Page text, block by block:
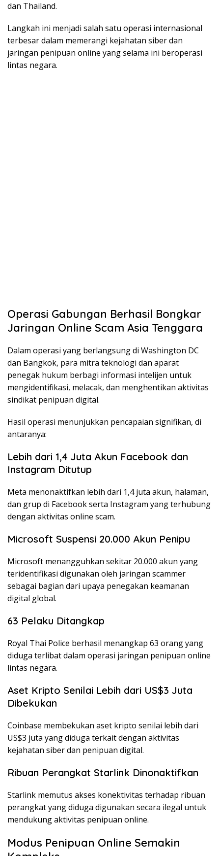
dan Thailand.
Langkah ini menjadi salah satu operasi internasional
terbesar dalam memerangi kejahatan siber dan
jaringan penipuan online yang selama ini beroperasi
lintas negara.
Operasi Gabungan Berhasil Bongkar
Jaringan Online Scam Asia Tenggara
Dalam operasi yang berlangsung di Washington DC
dan Bangkok, para mitra teknologi dan aparat
penegak hukum berbagi informasi intelijen untuk
mengidentifikasi, melacak, dan menghentikan aktivitas
sindikat penipuan digital.
Hasil operasi menunjukkan pencapaian signifikan, di
antaranya:
Lebih dari 1,4 Juta Akun Facebook dan
Instagram Ditutup
Meta menonaktifkan lebih dari 1,4 juta akun, halaman,
dan grup di Facebook serta Instagram yang terhubung
dengan aktivitas online scam.
Microsoft Suspensi 20.000 Akun Penipu
Microsoft menangguhkan sekitar 20.000 akun yang
teridentifikasi digunakan oleh jaringan scammer
sebagai bagian dari upaya penegakan keamanan
digital global.
63 Pelaku Ditangkap
Royal Thai Police berhasil menangkap 63 orang yang
diduga terlibat dalam operasi jaringan penipuan online
lintas negara.
Aset Kripto Senilai Lebih dari US$3 Juta
Dibekukan
Coinbase membekukan aset kripto senilai lebih dari
US$3 juta yang diduga terkait dengan aktivitas
kejahatan siber dan penipuan digital.
Ribuan Perangkat Starlink Dinonaktifkan
Starlink memutus akses konektivitas terhadap ribuan
perangkat yang diduga digunakan secara ilegal untuk
mendukung aktivitas penipuan online.
Modus Penipuan Online Semakin